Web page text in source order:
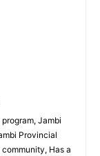
Jambi
Provincial
Has a